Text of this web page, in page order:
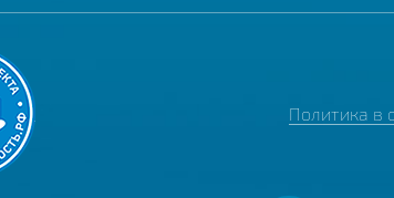
Политика в